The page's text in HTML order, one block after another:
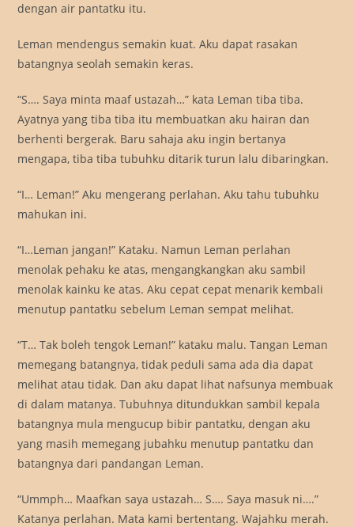
dengan air pantatku itu.
Leman mendengus semakin kuat. Aku dapat rasakan
batangnya seolah semakin keras.
“S…. Saya minta maaf ustazah…” kata Leman tiba tiba.
Ayatnya yang tiba tiba itu membuatkan aku hairan dan
berhenti bergerak. Baru sahaja aku ingin bertanya
mengapa, tiba tiba tubuhku ditarik turun lalu dibaringkan.
“I… Leman!” Aku mengerang perlahan. Aku tahu tubuhku
mahukan ini.
“I…Leman jangan!” Kataku. Namun Leman perlahan
menolak pehaku ke atas, mengangkangkan aku sambil
menolak kainku ke atas. Aku cepat cepat menarik kembali
menutup pantatku sebelum Leman sempat melihat.
“T… Tak boleh tengok Leman!” kataku malu. Tangan Leman
memegang batangnya, tidak peduli sama ada dia dapat
melihat atau tidak. Dan aku dapat lihat nafsunya membuak
di dalam matanya. Tubuhnya ditundukkan sambil kepala
batangnya mula mengucup bibir pantatku, dengan aku
yang masih memegang jubahku menutup pantatku dan
batangnya dari pandangan Leman.
“Ummph… Maafkan saya ustazah… S…. Saya masuk ni….”
Katanya perlahan. Mata kami bertentang. Wajahku merah.